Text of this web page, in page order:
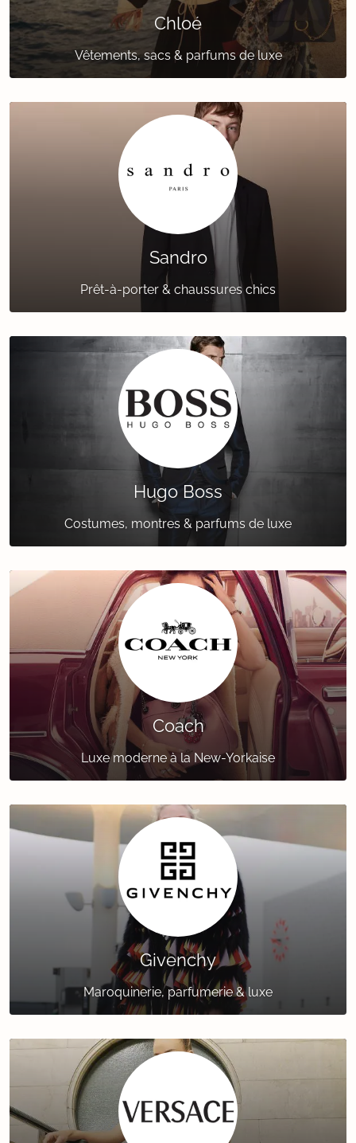
Chloé
Vêtements, sacs & parfums de luxe
Sandro
Prêt-à-porter & chaussures chics
Hugo Boss
Costumes, montres & parfums de luxe
Coach
Luxe moderne à la New-Yorkaise
Givenchy
Maroquinerie, parfumerie & luxe